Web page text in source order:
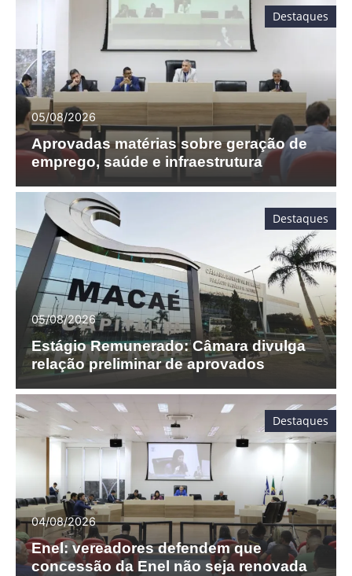
05/08/2026
Aprovadas matérias sobre geração de
emprego, saúde e infraestrutura
Destaques
05/08/2026
Estágio Remunerado: Câmara divulga
relação preliminar de aprovados
Destaques
04/08/2026
Enel: vereadores defendem que
concessão da Enel não seja renovada
Destaques